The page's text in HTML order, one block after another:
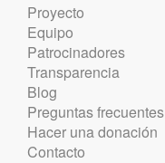
Proyecto
Equipo
Patrocinadores
Transparencia
Blog
Preguntas frecuentes
Hacer una donación
Contacto